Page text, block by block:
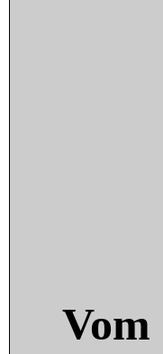
Vom